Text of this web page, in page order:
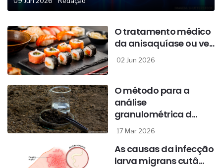
O tratamento médico
da anisaquíase ou ve...
02 Jun 2026
O método para a
análise
granulométrica d...
17 Mar 2026
As causas da infecção
larva migrans cutâ...